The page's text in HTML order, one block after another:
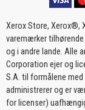
Xerox Store, Xerox®,
varemærker
og i andre lande. Alle
Corporation ejer og
S.A. til formålene
administrerer og er
for licenser)